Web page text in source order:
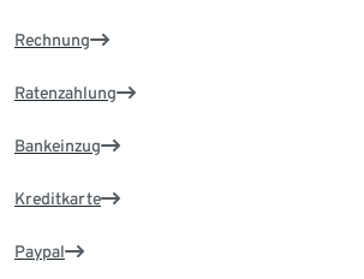
Rechnung
Ratenzahlung
Bankeinzug
Kreditkarte
Paypal